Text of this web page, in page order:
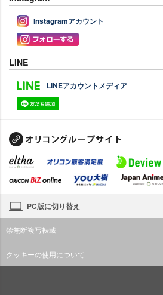
Instagramアカウント
LINE
LINEアカウントメディア
PC版に切り替え
禁無断複写転載
クッキーの使用について